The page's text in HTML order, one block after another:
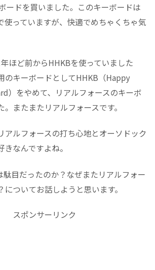
ードを買いました。このキーボードは
使っていますが、快適でめちゃくちゃ気
ほど前からHHKBを使っていました
のキーボードとしてHHKB（Happy
）をやめて、リアルフォースのキーボ
またまたリアルフォースです。
アルフォースの打ち心地とオーソドック
なんですよね。
目だったのか？なぜまたリアルフォー
についてお話しようと思います。
スポンサーリンク